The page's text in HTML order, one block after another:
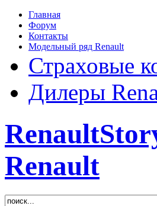
Главная
Форум
Контакты
Модельный ряд Renault
Страховые
Дилеры
Renault